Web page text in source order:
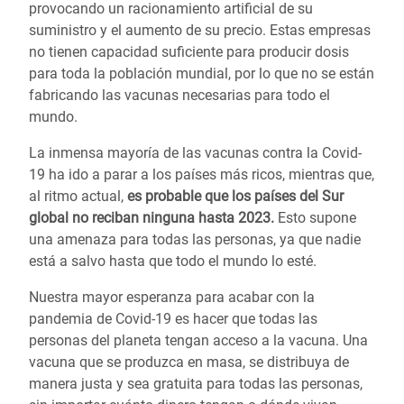
provocando un racionamiento artificial de su
suministro y el aumento de su precio. Estas empresas
no tienen capacidad suficiente para producir dosis
para toda la población mundial, por lo que no se están
fabricando las vacunas necesarias para todo el
mundo.
La inmensa mayoría de las vacunas contra la Covid-
19 ha ido a parar a los países más ricos, mientras que,
al ritmo actual, es probable que los países del Sur
global no reciban ninguna hasta 2023. Esto supone
una amenaza para todas las personas, ya que nadie
está a salvo hasta que todo el mundo lo esté.
Nuestra mayor esperanza para acabar con la
pandemia de Covid-19 es hacer que todas las
personas del planeta tengan acceso a la vacuna. Una
vacuna que se produzca en masa, se distribuya de
manera justa y sea gratuita para todas las personas,